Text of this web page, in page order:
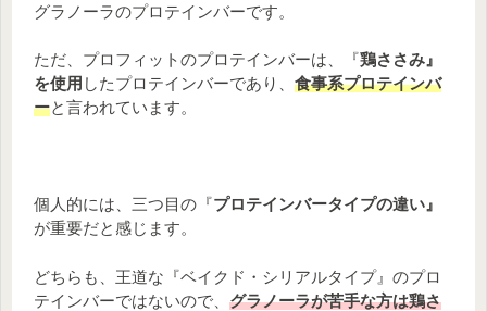
グラノーラのプロテインバーです。
ただ、プロフィットのプロテインバーは、『鶏ささみ』
を使用 したプロテインバーであり、 食事系プロテインバ
ーと言われています。
個人的には、三つ目の『プロテインバータイプの違い』
が重要だと感じます。
どちらも、王道な『ベイクド・シリアルタイプ』のプロ
テインバーではないので、 グラノーラが苦手な方は鶏さ